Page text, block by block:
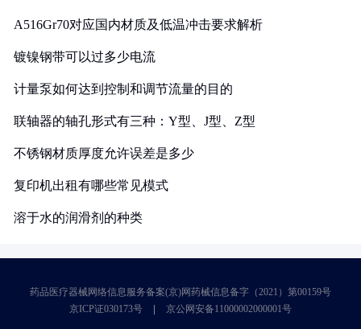
A516Gr70对应国内材质及低温冲击要求解析
镀镍钢带可以过多少电流
计量泵如何达到控制和调节流量的目的
联轴器的轴孔形式有三种：Y型、J型、Z型
不锈钢材质厚度允许误差是多少
复印机出租有哪些常见模式
溶于水的润滑剂的种类
药品医疗器械网络信息服务备案(京)网药械信息备字（2021）第00159号
京ICP证030173号
京公网安备11000002000001号